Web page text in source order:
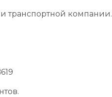
транспортной компании.